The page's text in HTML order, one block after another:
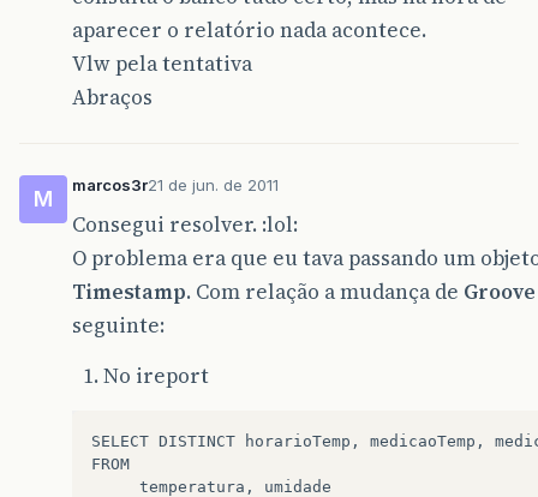
aparecer o relatório nada acontece.
Vlw pela tentativa
Abraços
M
marcos3r21 de jun. de 2011
Consegui resolver. :lol:
O problema era que eu tava passando um
Timestamp. Com relação a mudança de Groove
seguinte:
No ireport
SELECT DISTINCT horarioTemp , medicaoTemp ,
FROM
temperatura ,
umidade